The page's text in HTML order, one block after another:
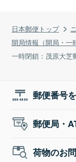
日本郵便トップ
開局情報（開局・一
一時閉鎖：茂原大芝
郵便番号
郵便局・
荷物のお